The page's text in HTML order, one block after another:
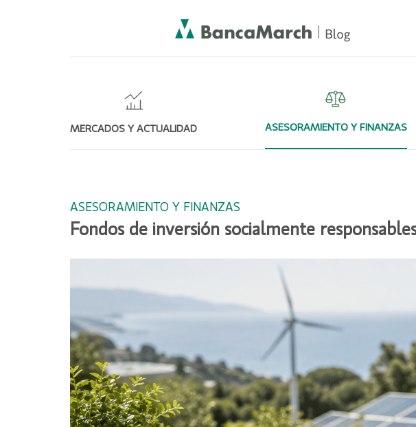
MERCADOS Y ACTUALIDAD ASESORAMIENTO Y FINANZAS
ASESORAMIENTO Y FINANZAS
Fondos de inversión socialmente